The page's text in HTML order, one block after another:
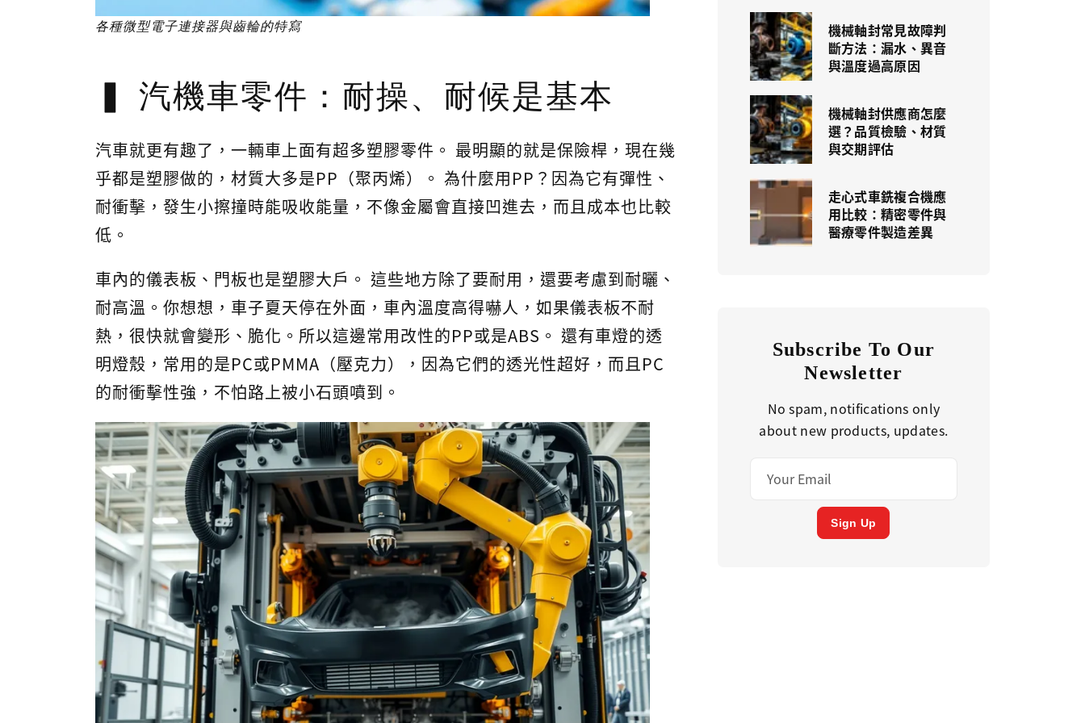
各種微型電子連接器與齒輪的特寫
汽機車零件：耐操、耐候是基本
汽車就更有趣了，一輛車上面有超多塑膠零件。 最明顯的就是保險桿，現在幾
乎都是塑膠做的，材質大多是PP（聚丙烯）。 為什麼用PP？因為它有彈性、
耐衝擊，發生小擦撞時能吸收能量，不像金屬會直接凹進去，而且成本也比較
低。
車內的儀表板、門板也是塑膠大戶。 這些地方除了要耐用，還要考慮到耐曬、
耐高溫。你想想，車子夏天停在外面，車內溫度高得嚇人，如果儀表板不耐
熱，很快就會變形、脆化。所以這邊常用改性的PP或是ABS。 還有車燈的透
明燈殼，常用的是PC或PMMA（壓克力），因為它們的透光性超好，而且PC
的耐衝擊性強，不怕路上被小石頭噴到。
機械軸封常見故障判
斷方法：漏水、異音
與溫度過高原因
機械軸封供應商怎麼
選？品質檢驗、材質
與交期評估
走心式車銑複合機應
用比較：精密零件與
醫療零件製造差異
Subscribe To Our
Newsletter
No spam, notifications only
about new products, updates.
Sign Up